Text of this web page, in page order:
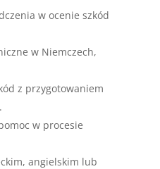
w ocenie szkód
w Niemczech,
z przygotowaniem
w procesie
angielskim lub